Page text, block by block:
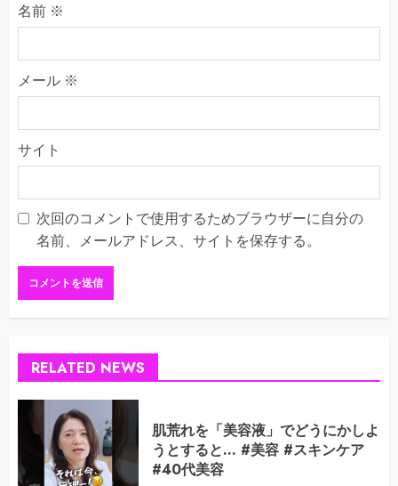
名前 ※
メール ※
サイト
次回のコメントで使用するためブラウザーに自分の
名前、メールアドレス、サイトを保存する。
RELATED NEWS
肌荒れを「美容液」でどうにかしよ
うとすると… #美容 #スキンケア
#40代美容